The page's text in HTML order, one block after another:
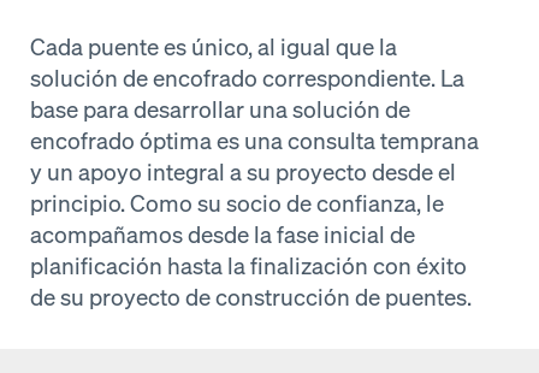
Cada puente es único, al igual que la
solución de encofrado correspondiente. La
base para desarrollar una solución de
encofrado óptima es una consulta temprana
y un apoyo integral a su proyecto desde el
principio. Como su socio de confianza, le
acompañamos desde la fase inicial de
planificación hasta la finalización con éxito
de su proyecto de construcción de puentes.